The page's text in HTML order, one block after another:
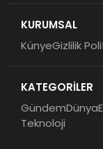
KURUMSAL
KünyeGizlilik
KATEGORİLER
GündemDünya
Teknoloji